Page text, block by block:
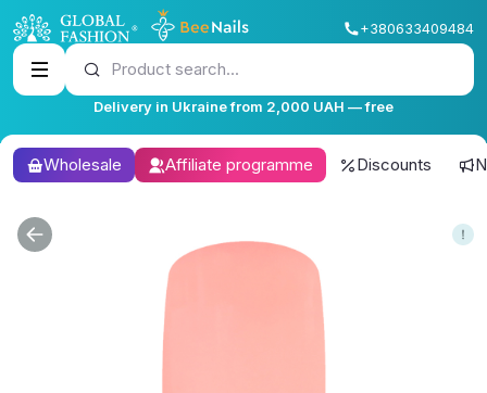
+380633409484
Product search...
Delivery in Ukraine from 2,000 UAH — free
Wholesale Affiliate programme Discounts